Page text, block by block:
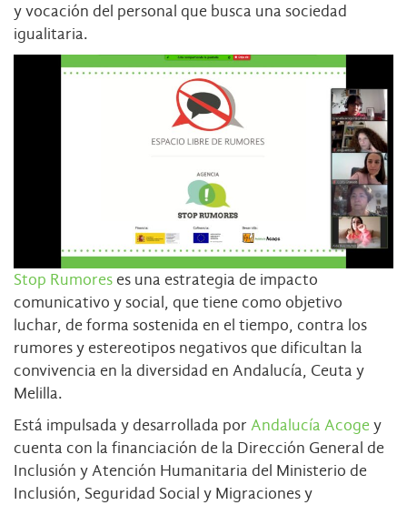
y vocación del personal que busca una sociedad
igualitaria.
Stop Rumoreses una estrategia de impacto
comunicativo y social, que tiene como objetivo
luchar, de forma sostenida en el tiempo, contra los
rumores y estereotipos negativos que dificultan la
convivencia en la diversidad en Andalucía, Ceuta y
Melilla.
Está impulsada y desarrollada por Andalucía Acoge y
cuenta con la financiación de la Dirección General de
Inclusión y Atención Humanitaria del Ministerio de
Inclusión, Seguridad Social y Migraciones y